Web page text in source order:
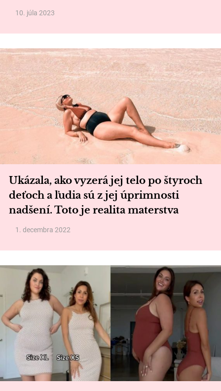
10. júla 2023
Ukázala, ako vyzerá jej telo po štyroch
deťoch a ľudia sú z jej úprimnosti
nadšení. Toto je realita materstva
1. decembra 2022